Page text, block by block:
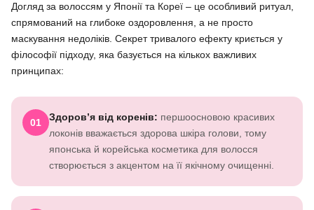
Догляд за волоссям у Японії та Кореї – це особливий ритуал,
спрямований на глибоке оздоровлення, а не просто
маскування недоліків. Секрет тривалого ефекту криється у
філософії підходу, яка базується на кількох важливих
принципах:
01 Здоров’я від коренів: першоосновою красивих
локонів вважається здорова шкіра голови, тому
японська й корейська косметика для волосся
створюється з акцентом на її якічному очищенні.